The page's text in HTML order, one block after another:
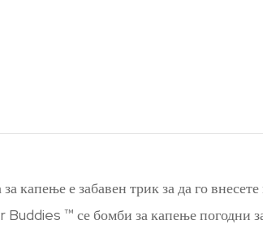
капење е забавен трик за да го
™ се бомби за капење погодни